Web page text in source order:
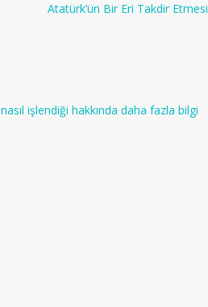
Atatürk’ün Bir Eri Takdir Etmesi
işlendiği hakkında daha fazla bilgi